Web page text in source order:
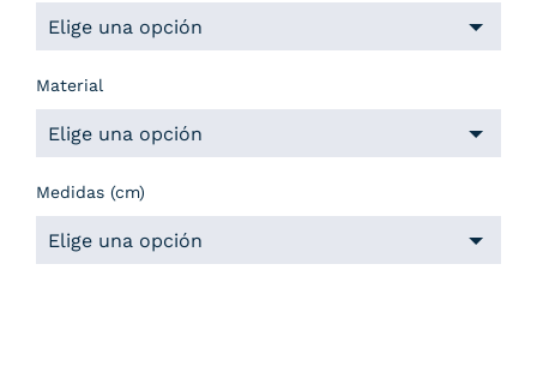
Material
Medidas (cm)